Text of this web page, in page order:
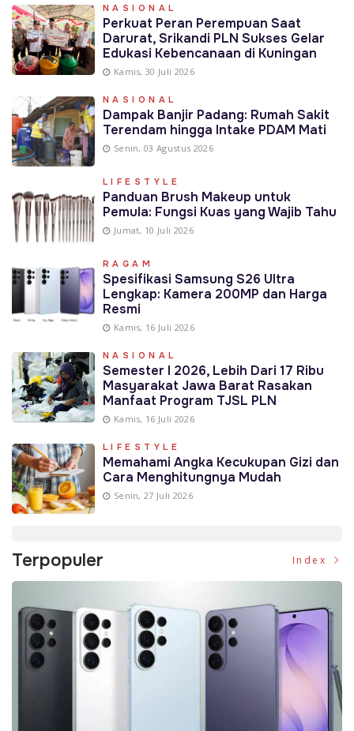
NASIONAL
Perkuat Peran Perempuan Saat
Darurat, Srikandi PLN Sukses Gelar
Edukasi Kebencanaan di Kuningan
Kamis, 30 Juli 2026
NASIONAL
Dampak Banjir Padang: Rumah Sakit
Terendam hingga Intake PDAM Mati
Senin, 03 Agustus 2026
LIFESTYLE
Panduan Brush Makeup untuk
Pemula: Fungsi Kuas yang Wajib Tahu
Jumat, 10 Juli 2026
RAGAM
Spesifikasi Samsung S26 Ultra
Lengkap: Kamera 200MP dan Harga
Resmi
Kamis, 16 Juli 2026
NASIONAL
Semester I 2026, Lebih Dari 17 Ribu
Masyarakat Jawa Barat Rasakan
Manfaat Program TJSL PLN
Kamis, 16 Juli 2026
LIFESTYLE
Memahami Angka Kecukupan Gizi dan
Cara Menghitungnya Mudah
Senin, 27 Juli 2026
Terpopuler Index